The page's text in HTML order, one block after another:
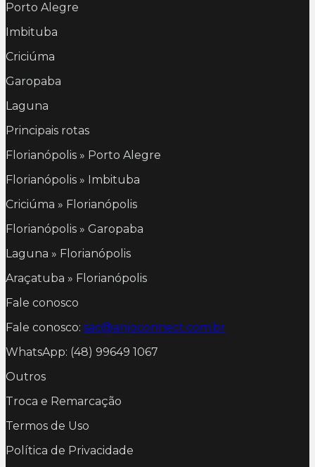
Porto Alegre
Imbituba
Criciúma
Garopaba
Laguna
Principais rotas
Florianópolis » Porto Alegre
Florianópolis » Imbituba
Criciúma » Florianópolis
Florianópolis » Garopaba
Laguna » Florianópolis
Araçatuba » Florianópolis
Fale conosco
Fale conosco: sac@anjoconnect.com.br
WhatsApp: (48) 99649 1067
Outros
Troca e Remarcação
Termos de Uso
Política de Privacidade